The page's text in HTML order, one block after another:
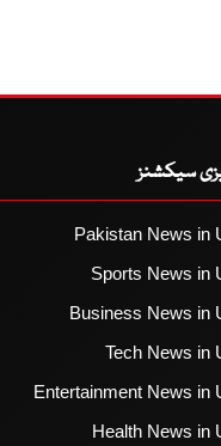
سیکشنز
Pakistan News in
Sports News in
Business News in
Tech News in
Entertainment News in
Health News in